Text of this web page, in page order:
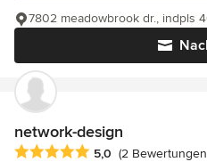
7802 meadowbrook dr., indpls
network-design
Durchschnittliche Bewertung:
5,0 (2